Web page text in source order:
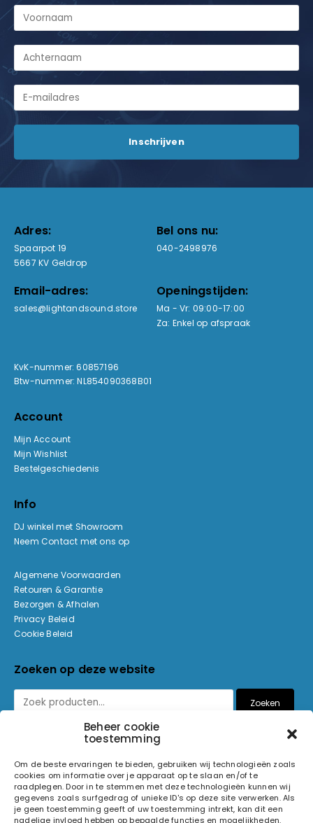
Beheer cookie
toestemming
Om de beste ervaringen te bieden, gebruiken wij technologieën zoals
cookies om informatie over je apparaat op te slaan en/of te
raadplegen. Door in te stemmen met deze technologieën kunnen wij
gegevens zoals surfgedrag of unieke ID's op deze site verwerken. Als
je geen toestemming geeft of uw toestemming intrekt, kan dit een
nadelige invloed hebben op bepaalde functies en mogelijkheden.
Adres:
Spaarpot 19
5667 KV Geldrop
Bel ons nu:
040-2498976
Email-adres:
sales@lightandsound.store
Openingstijden:
Ma - Vr: 09:00-17:00
Za: Enkel op afspraak
KvK-nummer: 60857196
Btw-nummer: NL854090368B01
Account
Mijn Account
Mijn Wishlist
Bestelgeschiedenis
Info
DJ winkel met Showroom
Neem Contact met ons op
Algemene Voorwaarden
Retouren & Garantie
Bezorgen & Afhalen
Privacy Beleid
Cookie Beleid
Zoeken op deze website
Zoeken